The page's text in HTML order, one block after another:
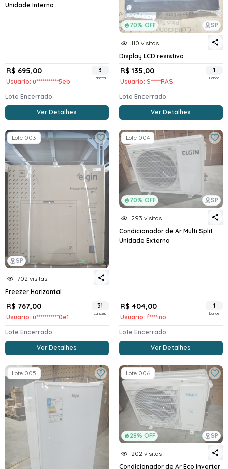
Unidade Interna
R$ 695,00
Usuario: u***********5eb
3
Lances
Lote Encerrado
Ver Detalhes
70% OFF SP
110 visitas
Display LCD resistivo
R$ 135,00
Usuario: S*****RAS
1
Lance
Lote Encerrado
Ver Detalhes
SP
Lote 003
702 visitas
Freezer Horizontal
R$ 767,00
Usuario: u***********0e1
31
Lances
Lote Encerrado
Ver Detalhes
70% OFF SP
Lote 004
293 visitas
Condicionador de Ar Multi Split
Unidade Externa
R$ 404,00
Usuario: f****ino
1
Lance
Lote Encerrado
Ver Detalhes
Lote 005
28% OFF SP
Lote 006
202 visitas
Condicionador de Ar Eco Inverter